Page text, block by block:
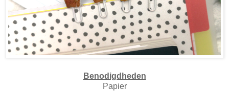
Benodigdheden
Papier